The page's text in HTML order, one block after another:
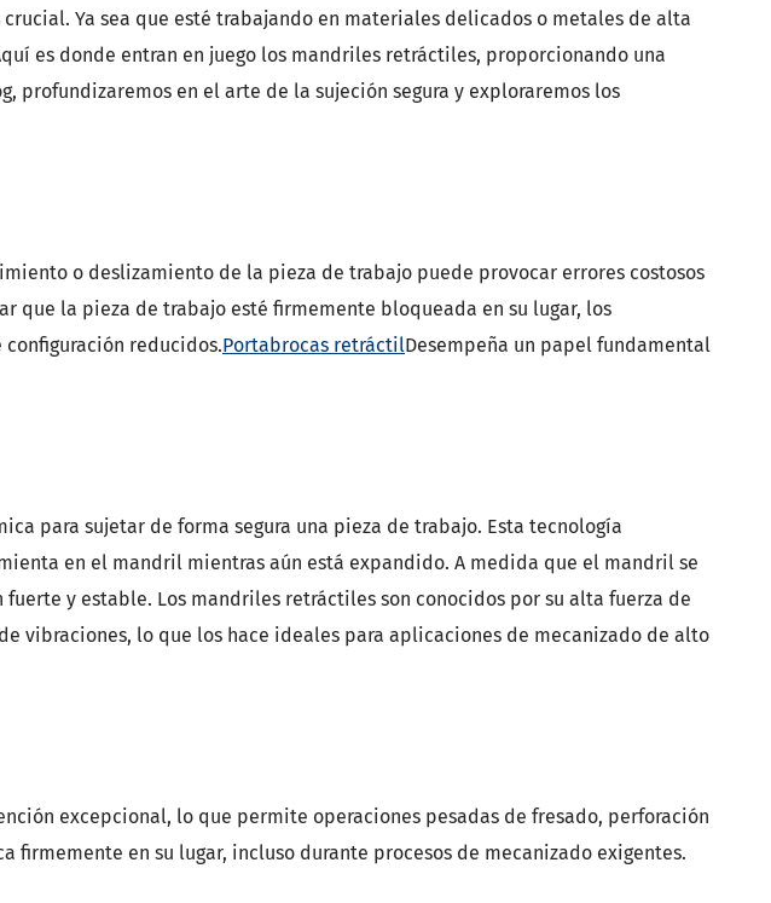
Ya sea que esté trabajando en materiales delicados o metales de alta
es donde entran en juego los mandriles retráctiles, proporcionando una
profundizaremos en el arte de la sujeción segura y exploraremos los
o deslizamiento de la pieza de trabajo puede provocar errores costosos
que la pieza de trabajo esté firmemente bloqueada en su lugar, los
reducidos.Portabrocas retráctilDesempeña un papel fundamental
para sujetar de forma segura una pieza de trabajo. Esta tecnología
en el mandril mientras aún está expandido. A medida que el mandril se
y estable. Los mandriles retráctiles son conocidos por su alta fuerza de
vibraciones, lo que los hace ideales para aplicaciones de mecanizado de alto
excepcional, lo que permite operaciones pesadas de fresado, perforación
en su lugar, incluso durante procesos de mecanizado exigentes.